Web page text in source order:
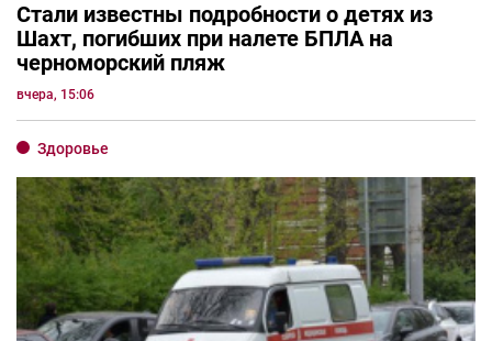
Стали известны подробности о детях из
Шахт, погибших при налете БПЛА на
черноморский пляж
вчера, 15:06
Здоровье